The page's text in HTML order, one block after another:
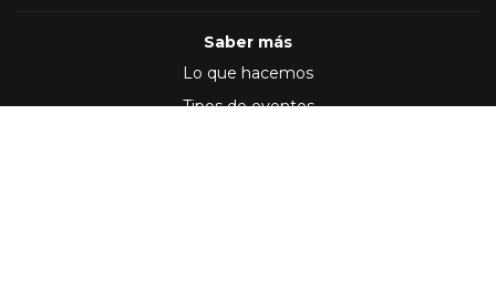
Saber más
Lo que hacemos
Tipos de eventos